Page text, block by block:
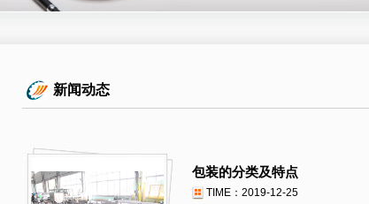
新闻动态
包装的分类及特点
TIME：2019-12-25